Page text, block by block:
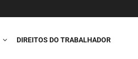
DIREITOS DO TRABALHADOR